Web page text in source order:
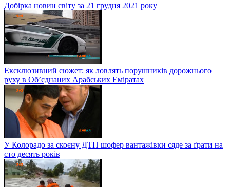
Добірка новин світу за 21 грудня 2021 року
Ексклюзивний сюжет: як ловлять порушників дорожнього
руху в Об’єднаних Арабських Еміратах
У Колорадо за скоєну ДТП шофер вантажівки сяде за ґрати на
сто десять років